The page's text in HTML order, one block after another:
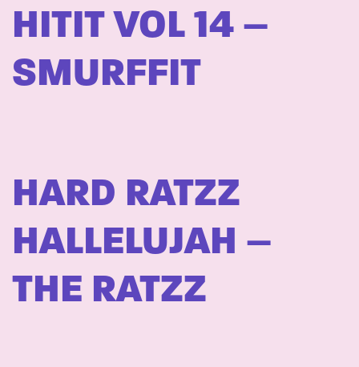
HITIT VOL 14 –
SMURFFIT
HARD RATZZ
HALLELUJAH –
THE RATZZ